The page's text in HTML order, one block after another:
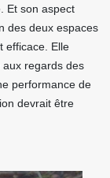
Et son aspect
des deux espaces
efficace. Elle
aux regards des
performance de
devrait être